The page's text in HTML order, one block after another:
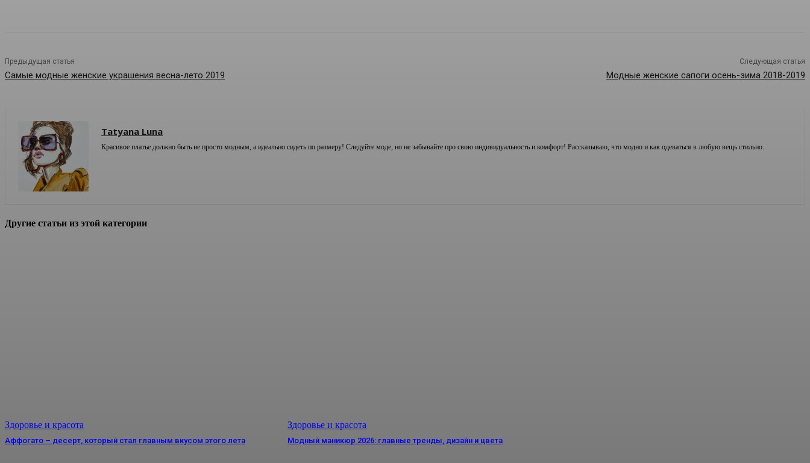
Предыдущая статья
Самые модные женские украшения весна-лето 2019
Следующая статья
Модные женские сапоги осень-зима 2018-2019
Tatyana Luna
Красивое платье должно быть не просто модным, а идеально сидеть по размеру! Следуйте моде, но не забывайте про свою индивидуальность и комфорт! Рассказываю, что модно и как одеваться в любую вещь стильно.
Другие статьи из этой категории
Здоровье и красота
Аффогато – десерт, который стал главным вкусом этого лета
Здоровье и красота
Модный маникюр 2026: главные тренды, дизайн и цвета